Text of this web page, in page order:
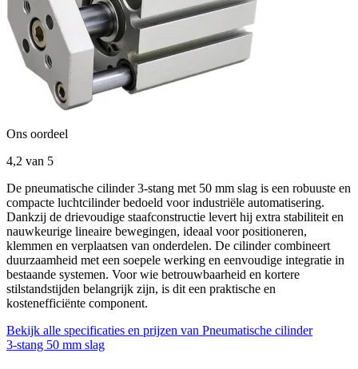
Ons oordeel
4,2 van 5
De pneumatische cilinder 3-stang met 50 mm slag is een robuuste en
compacte luchtcilinder bedoeld voor industriële automatisering.
Dankzij de drievoudige staafconstructie levert hij extra stabiliteit en
nauwkeurige lineaire bewegingen, ideaal voor positioneren,
klemmen en verplaatsen van onderdelen. De cilinder combineert
duurzaamheid met een soepele werking en eenvoudige integratie in
bestaande systemen. Voor wie betrouwbaarheid en kortere
stilstandstijden belangrijk zijn, is dit een praktische en
kostenefficiënte component.
Bekijk alle specificaties en prijzen van Pneumatische cilinder
3‑stang 50 mm slag